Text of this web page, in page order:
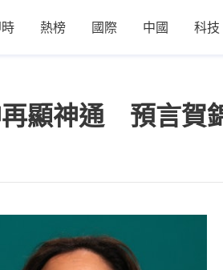
熱榜 國際 中國 科技
再顯神通 預言